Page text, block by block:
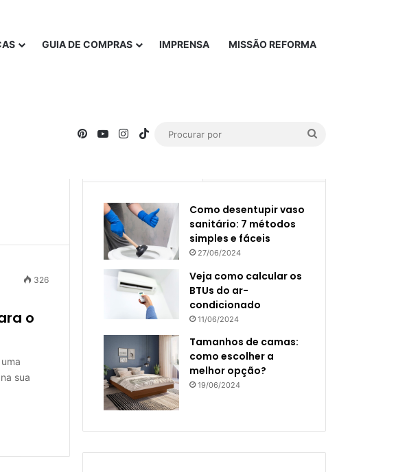
GUIA DE COMPRAS IMPRENSA MISSÃO REFORMA
PinterestYouTubeInstagram
TikTok
326
o
sua
Como desentupir vaso
sanitário: 7 métodos
simples e fáceis
27/06/2024
Veja como calcular os
BTUs do ar-
condicionado
11/06/2024
Tamanhos de camas:
como escolher a
melhor opção?
19/06/2024